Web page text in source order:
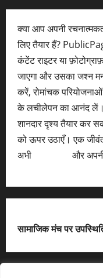
क्या आप अपनी
लिए तैयार हैं?
कंटेंट राइटर या
जाएगा और उसका जश्न
करें, रोमांचक
के लचीलेपन का आनंद लें।
शानदार दृश्य तैयार कर
को ऊपर उठाएँ। एक
अभी
और
सामाजिक मंच पर